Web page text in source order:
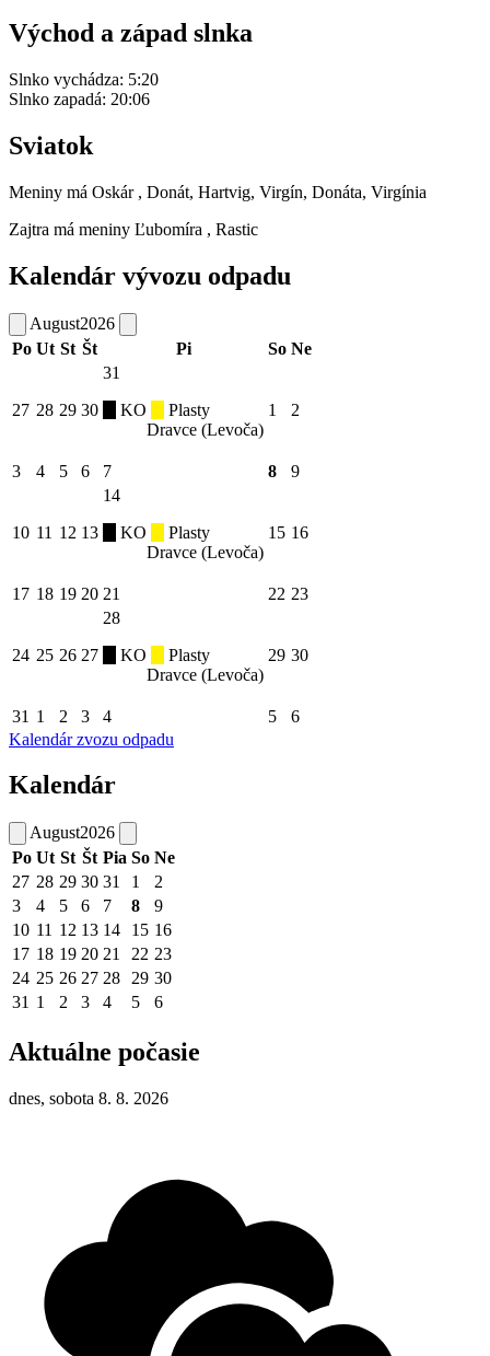
Východ a západ slnka
Slnko vychádza: 5:20
Slnko zapadá: 20:06
Sviatok
Meniny má Oskár , Donát, Hartvig, Virgín, Donáta, Virgínia
Zajtra má meniny Ľubomíra , Rastic
Kalendár vývozu odpadu
August2026
Po Ut St Št Pi So Ne
27 28 29 30
31
KO
Plasty
Dravce (Levoča)
1 2
3 4 5 6 7 8 9
10 11 12 13
14
KO
Plasty
Dravce (Levoča)
15 16
17 18 19 20 21 22 23
24 25 26 27
28
KO
Plasty
Dravce (Levoča)
29 30
31 1 2 3 4 5
6
Kalendár zvozu odpadu
Kalendár
August2026
Po Ut St Št Pia So Ne
27 28 29 30 31 1
2
3
4 5 6 7 8
9
10 11 12 13 14 15 16
17 18 19 20 21 22 23
24 25 26 27 28 29 30
31 1 2 3 4 5 6
Aktuálne počasie
dnes, sobota 8. 8. 2026